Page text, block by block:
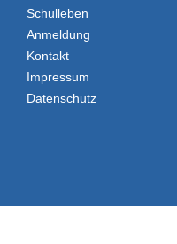
Schulleben
Anmeldung
Kontakt
Impressum
Datenschutz